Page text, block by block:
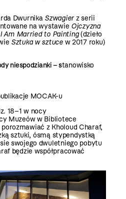
Dwurnika Szwagierz serii
na wystawie Ojczyzna
I Am Married to Painting(dzieło
Sztuka w sztucew 2017 roku)
niespodzianki – stanowisko
MOCAK-u
18–1 w nocy
Muzeów w Bibliotece
z Kholoud Charaf,
sztuki, ósmą stypendystką
swojego dwuletniego pobytu
będzie współpracować